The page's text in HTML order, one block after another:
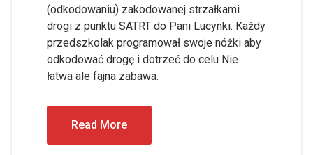
(odkodowaniu) zakodowanej strzałkami
drogi z punktu SATRT do Pani Lucynki. Każdy
przedszkolak programował swoje nóżki aby
odkodować drogę i dotrzeć do celu Nie
łatwa ale fajna zabawa.
Read More